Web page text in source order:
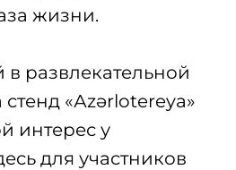
жизни.
развлекательной
«Аzərlotereya»
интерес у
для участников